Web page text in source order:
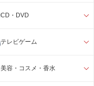
CD・DVD
テレビゲーム
美容・コスメ・香水